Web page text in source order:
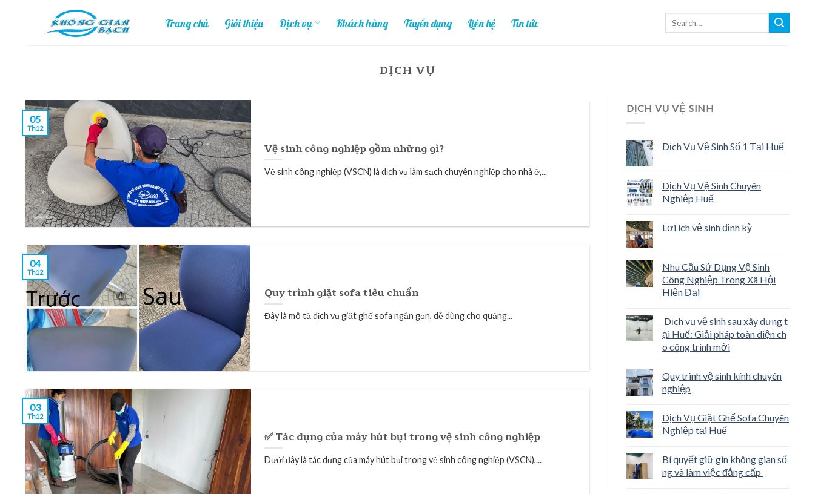
Trang chủ Giới thiệu Dịch vụ Khách hàng Tuyển dụng Liên hệ Tin tức
DỊCH VỤ
Vệ sinh công nghiệp gồm những gì?
Vệ sinh công nghiệp (VSCN) là dịch vụ làm sạch chuyên nghiệp cho nhà ở,...
05
Th12
Quy trình giặt sofa tiêu chuẩn
Đây là mô tả dịch vụ giặt ghế sofa ngắn gọn, dễ dùng cho quảng...
04
Th12
✅ Tác dụng của máy hút bụi trong vệ sinh công nghiệp
Dưới đây là tác dụng của máy hút bụi trong vệ sinh công nghiệp (VSCN),...
03
Th12
DỊCH VỤ VỆ SINH
Dịch Vụ Vệ Sinh Số 1 Tại Huế
Dịch Vụ Vệ Sinh Chuyên
Nghiệp Huế
Lợi ích vệ sinh định kỳ
Nhu Cầu Sử Dụng Vệ Sinh
Công Nghiệp Trong Xã Hội
Hiện Đại
Dịch vụ vệ sinh sau xây dựng t
ại Huế: Giải pháp toàn diện ch
o công trình mới
Quy trình vệ sinh kính chuyên
nghiệp
Dịch Vụ Giặt Ghế Sofa Chuyên
Nghiệp tại Huế
Bí quyết giữ gìn không gian số
ng và làm việc đẳng cấp